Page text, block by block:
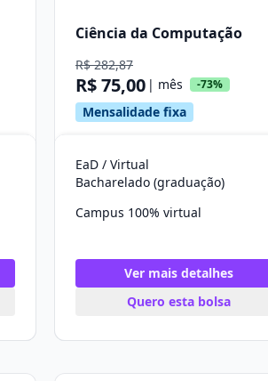
Ciência da Computação
R$ 282,87
R$ 75,00 | mês -73%
Mensalidade fixa
EaD / Virtual
Bacharelado (graduação)
Campus 100% virtual
Ver mais detalhes
Quero esta bolsa